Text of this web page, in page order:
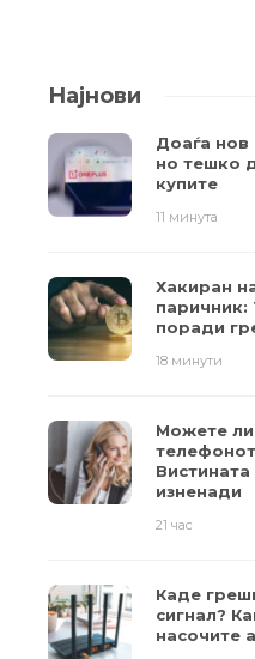
Најнови
Доаѓа нов
но тешко
купите
11 минута
Хакиран
паричник:
поради
18 минути
Можете ли
изненади
21 час
Каде
сигнал?
насочите